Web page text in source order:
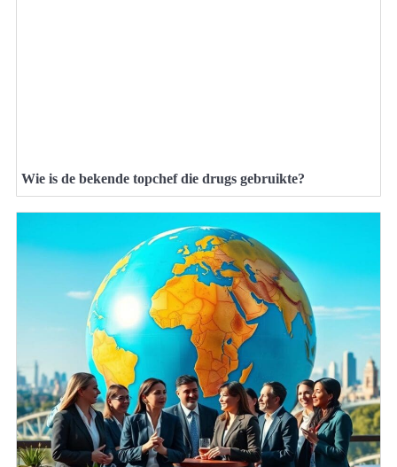
Wie is de bekende topchef die drugs gebruikte?